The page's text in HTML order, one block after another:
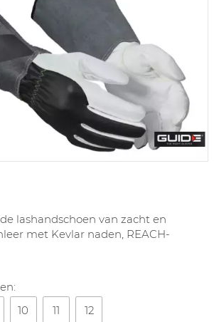
lashandschoen van zacht en
met Kevlar naden, REACH-
10 11 12